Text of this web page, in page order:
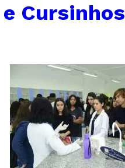
Cursinhos